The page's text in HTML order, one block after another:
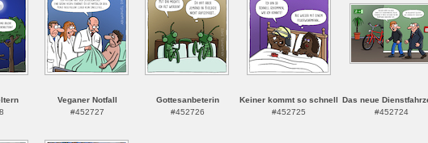
Veganer Notfall
#452727
Gottesanbeterin
#452726
Keiner kommt so schnell
#452725
Das neue
#452724